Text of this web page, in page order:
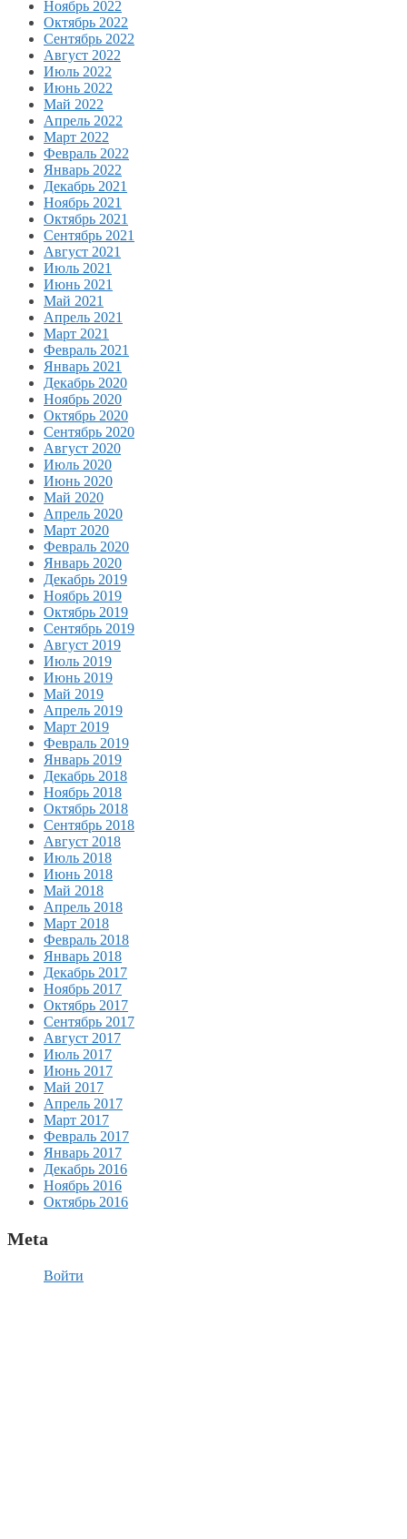
Ноябрь 2022
Октябрь 2022
Сентябрь 2022
Август 2022
Июль 2022
Июнь 2022
Май 2022
Апрель 2022
Март 2022
Февраль 2022
Январь 2022
Декабрь 2021
Ноябрь 2021
Октябрь 2021
Сентябрь 2021
Август 2021
Июль 2021
Июнь 2021
Май 2021
Апрель 2021
Март 2021
Февраль 2021
Январь 2021
Декабрь 2020
Ноябрь 2020
Октябрь 2020
Сентябрь 2020
Август 2020
Июль 2020
Июнь 2020
Май 2020
Апрель 2020
Март 2020
Февраль 2020
Январь 2020
Декабрь 2019
Ноябрь 2019
Октябрь 2019
Сентябрь 2019
Август 2019
Июль 2019
Июнь 2019
Май 2019
Апрель 2019
Март 2019
Февраль 2019
Январь 2019
Декабрь 2018
Ноябрь 2018
Октябрь 2018
Сентябрь 2018
Август 2018
Июль 2018
Июнь 2018
Май 2018
Апрель 2018
Март 2018
Февраль 2018
Январь 2018
Декабрь 2017
Ноябрь 2017
Октябрь 2017
Сентябрь 2017
Август 2017
Июль 2017
Июнь 2017
Май 2017
Апрель 2017
Март 2017
Февраль 2017
Январь 2017
Декабрь 2016
Ноябрь 2016
Октябрь 2016
Meta
Войти